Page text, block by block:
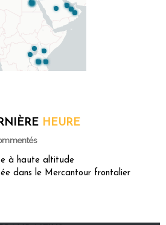
HEURE
à haute altitude
dans le Mercantour frontalier